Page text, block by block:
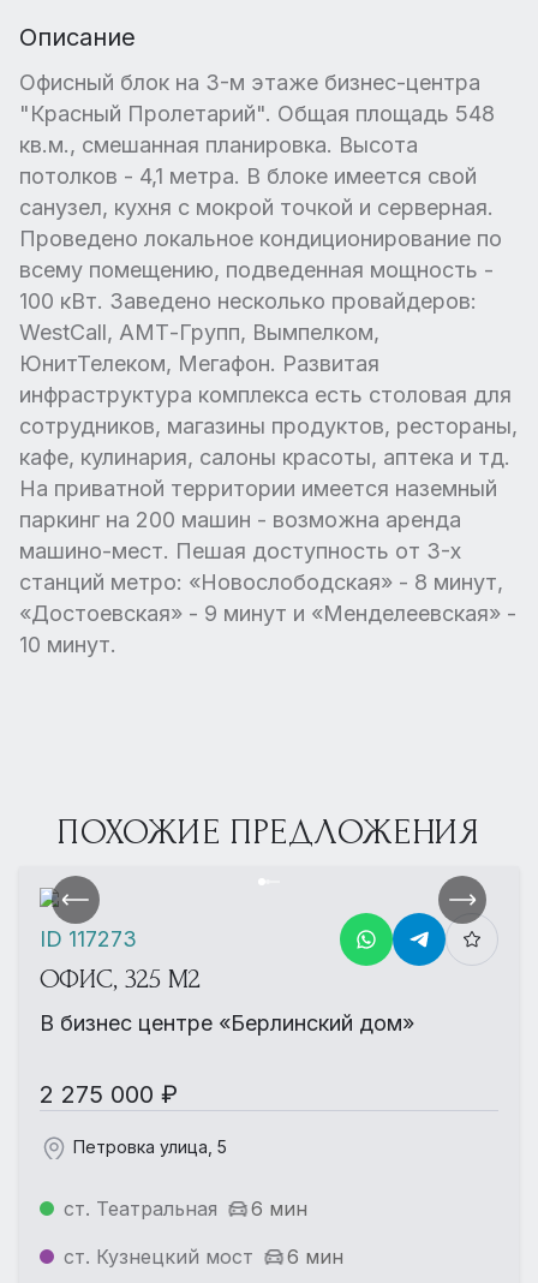
Описание
Офисный блок на 3-м этаже бизнес-центра
"Красный Пролетарий". Общая площадь 548
кв.м., смешанная планировка. Высота
потолков - 4,1 метра. В блоке имеется свой
санузел, кухня с мокрой точкой и серверная.
Проведено локальное кондиционирование по
всему помещению, подведенная мощность -
100 кВт. Заведено несколько провайдеров:
WestCall, АМТ-Групп, Вымпелком,
ЮнитТелеком, Мегафон. Развитая
инфраструктура комплекса есть столовая для
сотрудников, магазины продуктов, рестораны,
кафе, кулинария, салоны красоты, аптека и тд.
На приватной территории имеется наземный
паркинг на 200 машин - возможна аренда
машино-мест. Пешая доступность от 3-х
станций метро: «Новослободская» - 8 минут,
«Достоевская» - 9 минут и «Менделеевская» -
10 минут.
ПОХОЖИЕ ПРЕДЛОЖЕНИЯ
ОФИС, 325 М2
В бизнес центре «Берлинский дом»
2 275 000 ₽
Петровка улица, 5
ст. Театральная
6 мин
ст. Кузнецкий мост
6 мин
ID 117273